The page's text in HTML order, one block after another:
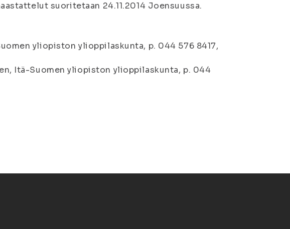
suoritetaan 24.11.2014 Joensuussa.
yliopiston ylioppilaskunta, p. 044 576 8417,
Itä-Suomen yliopiston ylioppilaskunta, p. 044